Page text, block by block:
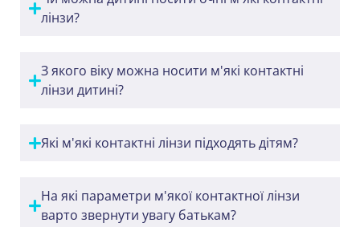
лінзи?
З якого віку можна носити м'які контактні
лінзи дитині?
Які м'які контактні лінзи підходять дітям?
На які параметри м'якої контактної лінзи
варто звернути увагу батькам?